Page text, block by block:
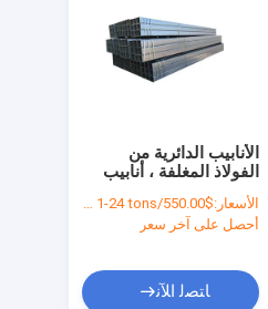
الأنابيب الدائرية من
الفولاذ المغلفة ، أنابيب
الحديد للجزء الجوفي
الأسعار:$550.00/tons 1-24 tons
أحصل على آخر سعر
ﺎﺘﺼﻟ ﺍﻶﻧ